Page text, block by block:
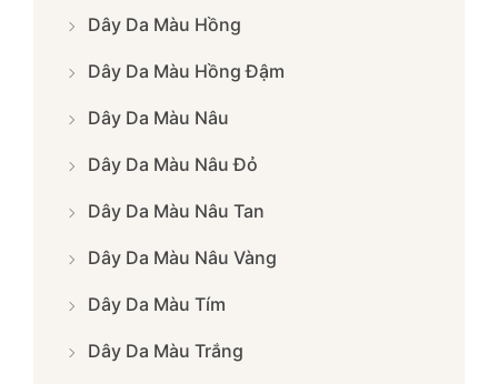
Dây Da Màu Hồng
Dây Da Màu Hồng Đậm
Dây Da Màu Nâu
Dây Da Màu Nâu Đỏ
Dây Da Màu Nâu Tan
Dây Da Màu Nâu Vàng
Dây Da Màu Tím
Dây Da Màu Trắng